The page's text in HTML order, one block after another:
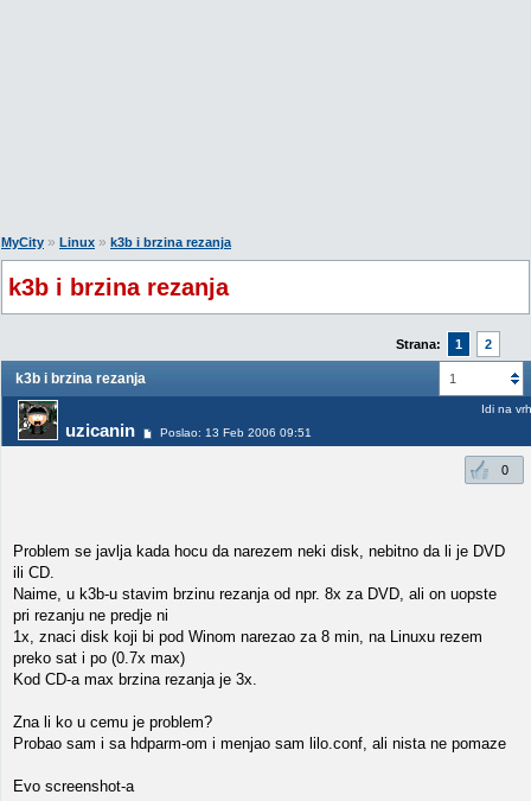
MyCity » Linux » k3b i brzina rezanja
k3b i brzina rezanja
Strana: 1 2
1
k3b i brzina rezanja
uzicanin Poslao: 13 Feb 2006 09:51
Idi na vrh
0
Problem se javlja kada hocu da narezem neki disk, nebitno da li je DVD
ili CD.
Naime, u k3b-u stavim brzinu rezanja od npr. 8x za DVD, ali on uopste
pri rezanju ne predje ni
1x, znaci disk koji bi pod Winom narezao za 8 min, na Linuxu rezem
preko sat i po (0.7x max)
Kod CD-a max brzina rezanja je 3x.
Zna li ko u cemu je problem?
Probao sam i sa hdparm-om i menjao sam lilo.conf, ali nista ne pomaze
Evo screenshot-a